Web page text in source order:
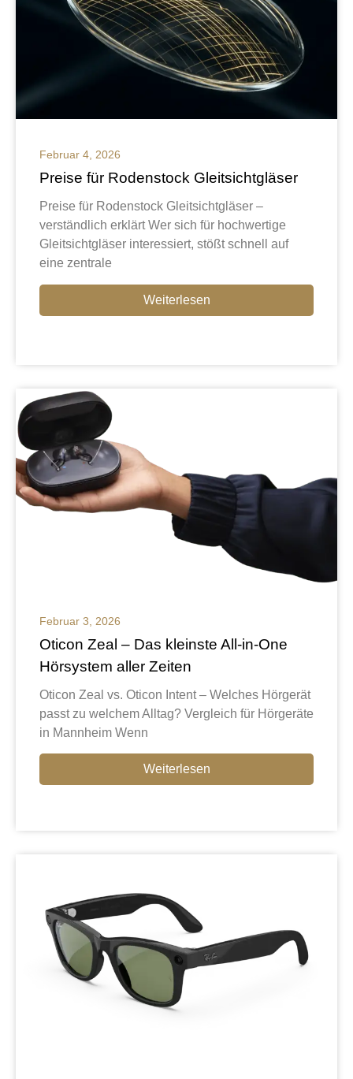
Februar 4, 2026
Preise für Rodenstock Gleitsichtgläser
Preise für Rodenstock Gleitsichtgläser –
verständlich erklärt Wer sich für hochwertige
Gleitsichtgläser interessiert, stößt schnell auf
eine zentrale
Weiterlesen
Februar 3, 2026
Oticon Zeal – Das kleinste All-in-One
Hörsystem aller Zeiten
Oticon Zeal vs. Oticon Intent – Welches Hörgerät
passt zu welchem Alltag? Vergleich für Hörgeräte
in Mannheim Wenn
Weiterlesen